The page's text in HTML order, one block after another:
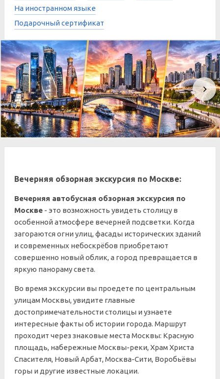
На иностранном языке
Подарочный сертификат
Вечерняя обзорная экскурсия по Москве:
Вечерняя автобусная обзорная экскурсия по
Москве - это возможность увидеть столицу в
особенной атмосфере вечерней подсветки. Когда
загораются огни улиц, фасады исторических зданий
и современных небоскрёбов приобретают
совершенно новый облик, а город превращается в
яркую панораму света.
Во время экскурсии вы проедете по центральным
улицам Москвы, увидите главные
достопримечательности столицы и узнаете
интересные факты об истории города. Маршрут
проходит через знаковые места Москвы: Красную
площадь, набережные Москвы-реки, Храм Христа
Спасителя, Новый Арбат, Москва-Сити, Воробьёвы
горы и другие известные локации.